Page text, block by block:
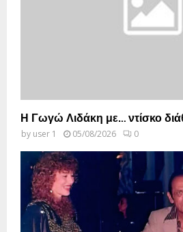
Η Γωγώ Λιδάκη με… ντίσκο
by user 1 05/08/2026 0